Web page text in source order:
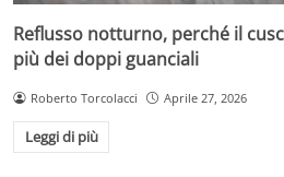
Reflusso notturno, perché il
più dei doppi guanciali
Roberto Torcolacci Aprile 27, 2026
Leggi di più